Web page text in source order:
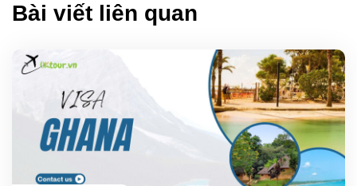
Bài viết liên quan